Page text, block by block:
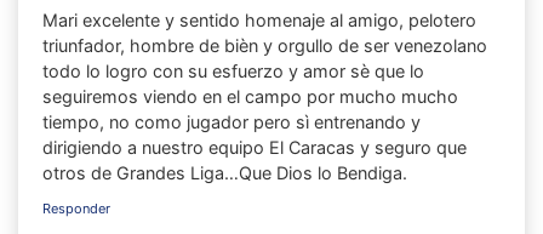
Mari excelente y sentido homenaje al amigo, pelotero
triunfador, hombre de bièn y orgullo de ser venezolano
todo lo logro con su esfuerzo y amor sè que lo
seguiremos viendo en el campo por mucho mucho
tiempo, no como jugador pero sì entrenando y
dirigiendo a nuestro equipo El Caracas y seguro que
otros de Grandes Liga…Que Dios lo Bendiga.
Responder